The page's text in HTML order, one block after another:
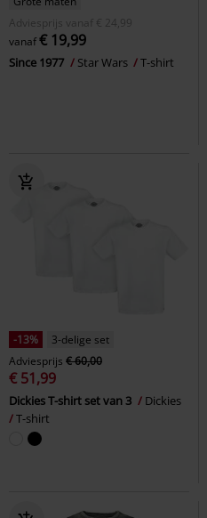
Adviesprijs
vanaf € 24,99
vanaf€ 19,99
Since 1977 Star Wars T-shirt
-13%
3-delige set
Adviesprijs € 60,00
€ 51,99
Dickies T-shirt set van 3
Dickies
T-shirt